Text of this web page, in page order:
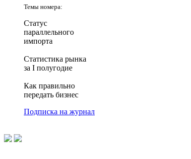
Темы номера:
Статус
параллельного
импорта
Статистика рынка
за I полугодие
Как правильно
передать бизнес
Подписка на журнал